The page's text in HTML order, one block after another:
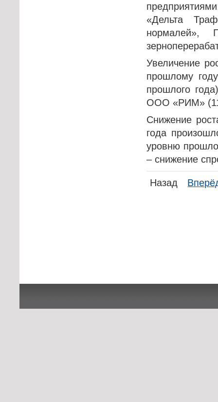
«Дельта
нормалей»,
Увеличение
прошлому
прошлого
ООО «РИМ»
Снижение
года
уровню
– снижение
Назад